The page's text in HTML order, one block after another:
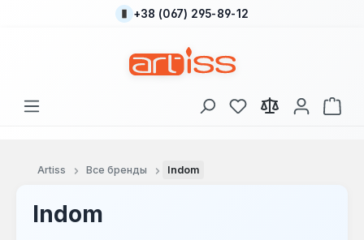
Перейти к основному содержанию
+38 (067) 295-89-12
У вас есть товары
В
Artiss Все бренды Indom
Indom